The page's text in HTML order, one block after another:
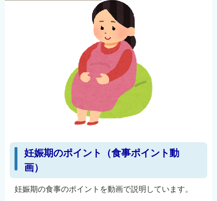
妊娠期のポイント（食事ポイント動
画）
妊娠期の食事のポイントを動画で説明しています。